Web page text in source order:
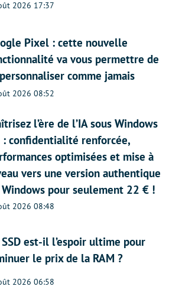
2026 17:37
Pixel : cette nouvelle
va vous permettre de
comme jamais
2026 08:52
l’ère de l’IA sous Windows
: confidentialité renforcée,
optimisées et mise à
vers une version authentique
pour seulement 22 € !
2026 08:48
SSD est-il l’espoir ultime pour
le prix de la RAM ?
2026 06:58